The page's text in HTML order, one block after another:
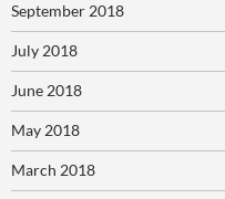
September 2018
July 2018
June 2018
May 2018
March 2018